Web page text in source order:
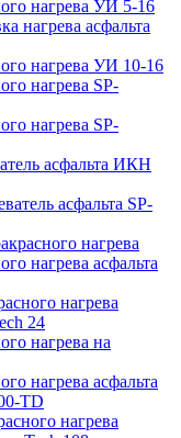
нагрева УИ 5-16
нагрева асфальта
нагрева УИ 10-16
нагрева SP-
нагрева SP-
асфальта ИКН
асфальта SP-
нагрева
нагрева асфальта
нагрева
24
нагрева на
нагрева асфальта
TD
нагрева